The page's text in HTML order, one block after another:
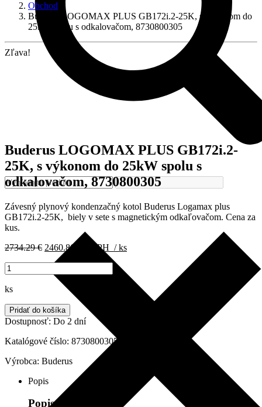
Obchod
Buderus LOGOMAX PLUS GB172i.2-25K, s výkonom do
25kW spolu s odkalovačom, 8730800305
Zľava!
Buderus LOGOMAX PLUS GB172i.2-
25K, s výkonom do 25kW spolu s
odkalovačom, 8730800305
Závesný plynový kondenzačný kotol Buderus Logamax plus
GB172i.2-25K, biely v sete s magnetickým odkaľovačom. Cena za
kus.
2734.29€ Pôvodná
cena
2734.29 €.
2460.86
Aktuálna
s DPH / ks
množstvo
Buderus
LOGOMAX
GB172i.2-
25K,
výkonom
25kW
8730800305
ks
Pridať do košíka
Dostupnosť: Do 2 dní
Katalógové číslo: 8730800305
Výrobca: Buderus
Popis
Popis produktu